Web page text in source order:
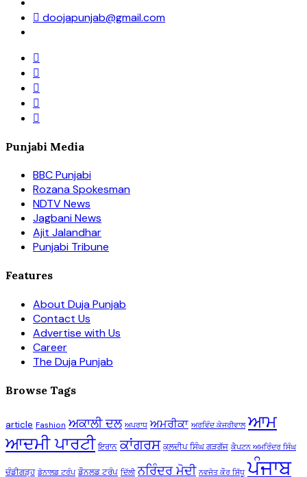
doojapunjab@gmail.com
Punjabi Media
BBC Punjabi
Rozana Spokesman
NDTV News
Jagbani News
Ajit Jalandhar
Punjabi Tribune
Features
About Duja Punjab
Contact Us
Advertise with Us
Career
The Duja Punjab
Browse Tags
article Fashion ਅਕਾਲੀ ਦਲ ਅਪਰਾਧ ਅਮਰੀਕਾ ਅਰਵਿੰਦ ਕੇਜਰੀਵਾਲ ਆਮ
ਆਦਮੀ ਪਾਰਟੀ ਇਰਾਨ ਕਾਂਗਰਸ ਕੁਲਦੀਪ ਸਿੰਘ ਗੜਗੱਜ ਕੈਪਟਨ ਅਮਰਿੰਦਰ ਸਿੰਘ
ਚੰਡੀਗੜ੍ਹ ਡੋਨਾਲਡ ਟਰੰਪ ਡੌਨਲਡ ਟਰੰਪ ਦਿੱਲੀ ਨਰਿੰਦਰ ਮੋਦੀ ਨਵਜੋਤ ਕੌਰ ਸਿੱਧੂ ਪੰਜਾਬ